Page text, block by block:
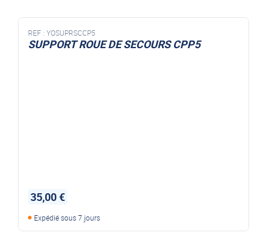
REF : YOSUPRSCCP5
SUPPORT ROUE DE SECOURS CPP5
35,00 €
Expédié sous 7 jours